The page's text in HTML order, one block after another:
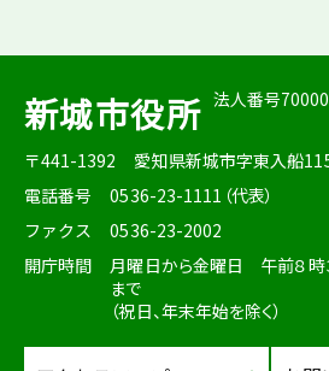
新城市役所 法人番号
〒441-1392
愛知県新城市字東入船
電話番号
0536-23-1111（代表）
ファクス
0536-23-2002
開庁時間
月曜日から金曜日 午前８時
まで
（祝日、年末年始を除く）